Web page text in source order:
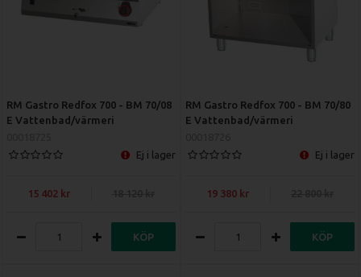
RM Gastro Redfox 700 - BM 70/08
E Vattenbad/värmeri
Ej i lager
15 402
KÖP
RM Gastro Redfox 700 - BM 70/80
E Vattenbad/värmeri
Ej i lager
19 380
KÖP